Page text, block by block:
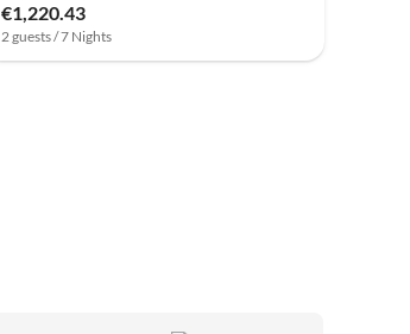
€1,220.43
2 guests / 7 Nights